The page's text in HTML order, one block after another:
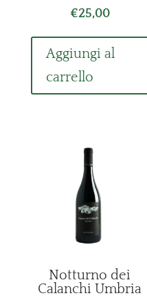
€25,00
Aggiungi al
carrello
Notturno dei
Calanchi Umbria